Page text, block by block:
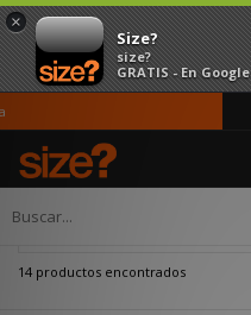
×
Size?
size?
GRATIS - En
Página principal
14 productos encontrados